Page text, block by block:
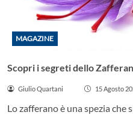
MAGAZINE
Scopri i segreti dello
Giulio Quartani 15 Agosto
Lo zafferano è una spezia